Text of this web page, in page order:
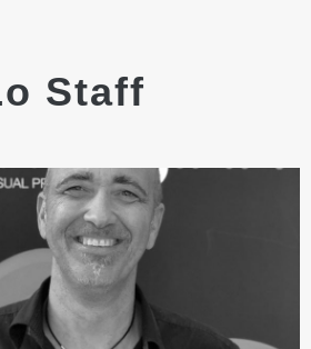
Staff